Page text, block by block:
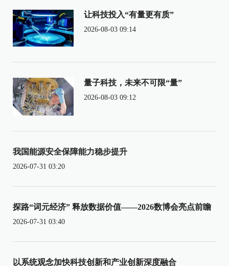
让科技投入“有量更有质”
2026-08-03 09:14
量子科技，未来不可限“量”
2026-08-03 09:12
我国能源安全保障能力稳步提升
2026-07-31 03:20
探路“词元经济” 释放数据价值——2026数博会亮点前瞻
2026-07-31 03:40
以系统观念加快科技创新和产业创新深度融合